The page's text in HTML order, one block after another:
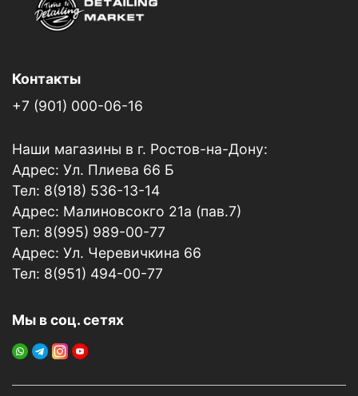
Контакты
+7 (901) 000-06-16
Наши магазины в г. Ростов-на-Дону:
Адрес: Ул. Плиева 66 Б
Тел: 8(918) 536-13-14
Адрес: Малиновсокго 21а (пав.7)
Тел: 8(995) 989-00-77
Адрес: Ул. Черевичкина 66
Тел: 8(951) 494-00-77
Мы в соц. сетях